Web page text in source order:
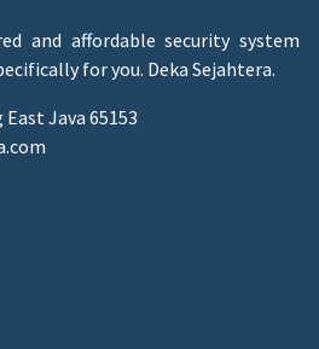
and affordable security system
for you. Deka Sejahtera.
Java 65153